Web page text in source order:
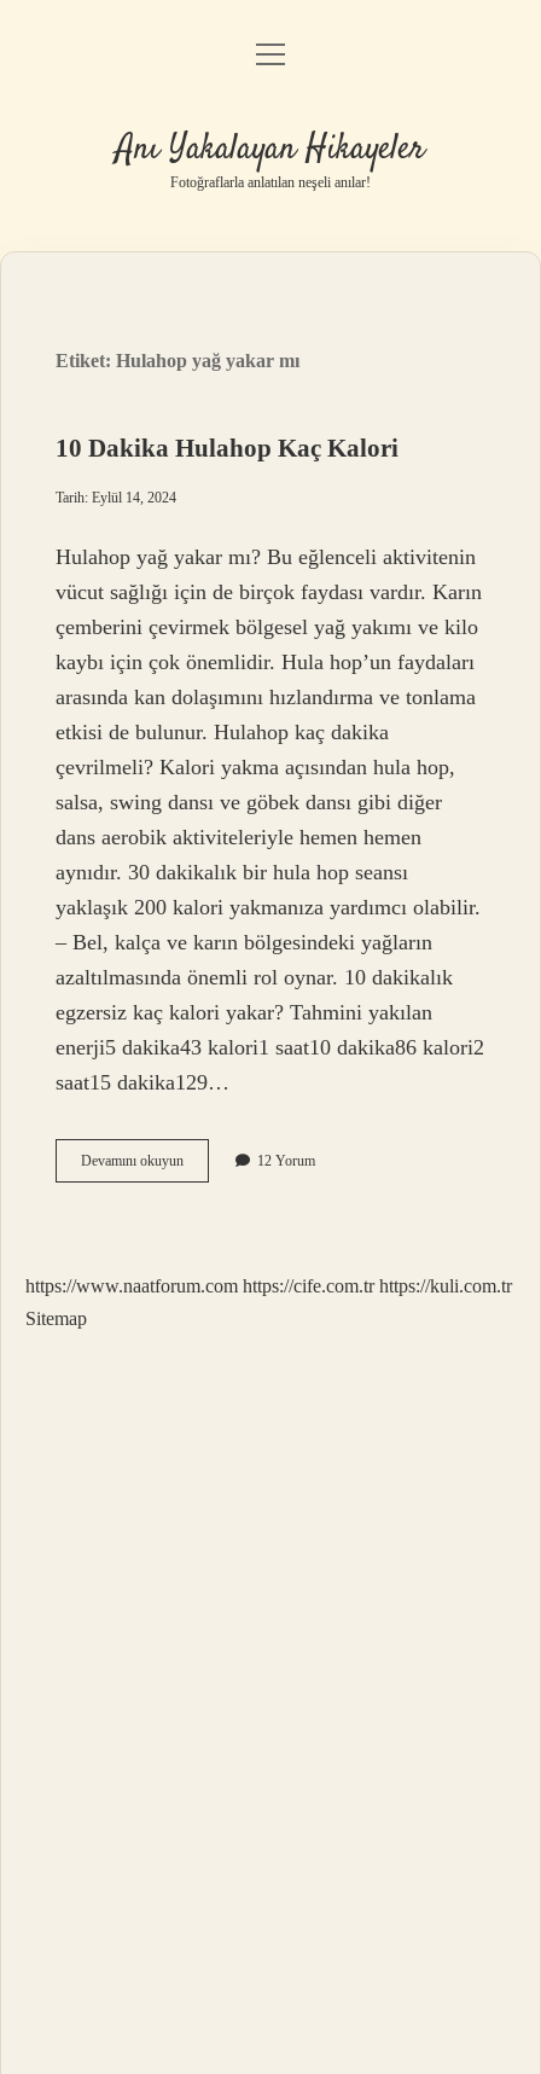
Anasayfa
Yasal Uyarı
menüyü
Anı Yakalayan Hikayeler
Fotoğraflarla anlatılan neşeli anılar!
Etiket:Hulahop yağ yakar mı
10 Dakika Hulahop Kaç Kalori
Tarih: Eylül 14, 2024
Hulahop yağ yakar mı? Bu eğlenceli aktivitenin
vücut sağlığı için de birçok faydası vardır. Karın
çemberini çevirmek bölgesel yağ yakımı ve kilo
kaybı için çok önemlidir. Hula hop’un faydaları
arasında kan dolaşımını hızlandırma ve tonlama
etkisi de bulunur. Hulahop kaç dakika
çevrilmeli? Kalori yakma açısından hula hop,
salsa, swing dansı ve göbek dansı gibi diğer
dans aerobik aktiviteleriyle hemen hemen
aynıdır. 30 dakikalık bir hula hop seansı
yaklaşık 200 kalori yakmanıza yardımcı olabilir.
– Bel, kalça ve karın bölgesindeki yağların
azaltılmasında önemli rol oynar. 10 dakikalık
egzersiz kaç kalori yakar? Tahmini yakılan
enerji5 dakika43 kalori1 saat10 dakika86 kalori2
saat15 dakika129…
Devamını okuyun10
Dakika
12 Yorum
https://www.naatforum.com https://cife.com.tr https://kuli.com.tr
Sitemap